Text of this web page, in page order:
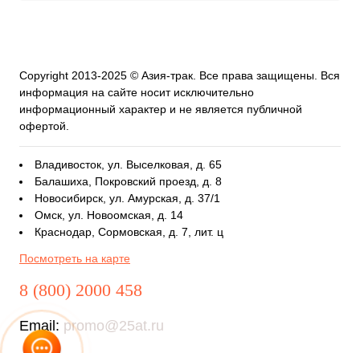
Copyright 2013-2025 © Азия-трак. Все права защищены. Вся
информация на сайте носит исключительно
информационный характер и не является публичной
офертой.
Владивосток, ул. Выселковая, д. 65
Балашиха, Покровский проезд, д. 8
Новосибирск, ул. Амурская, д. 37/1
Омск, ул. Новоомская, д. 14
Краснодар, Сормовская, д. 7, лит. ц
Посмотреть на карте
8 (800) 2000 458
Email: promo@25at.ru